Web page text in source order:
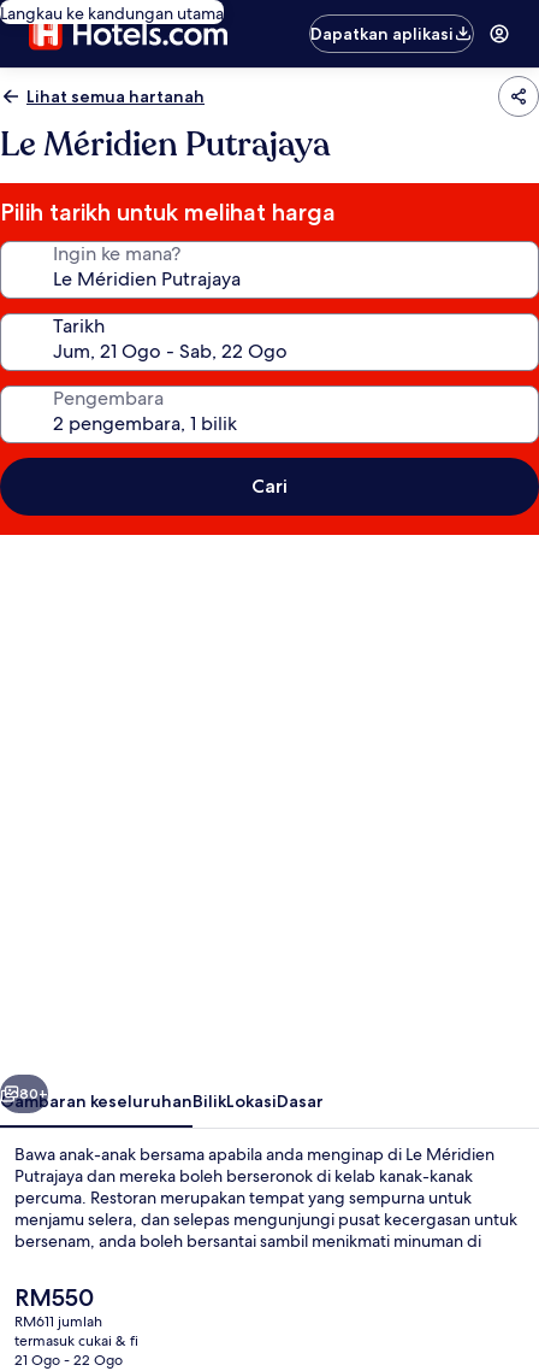
Langkau ke kandungan utama
Dapatkan aplikasi
Lihat semua hartanah
Le Méridien Putrajaya
Pilih tarikh untuk melihat harga
Ingin ke mana?
Tarikh
Pengembara
Cari
Seterusnya
80+
Gambaran keseluruhanBilikLokasiDasar
Bawa anak-anak bersama apabila anda menginap di Le Méridien
Putrajaya dan mereka boleh berseronok di kelab kanak-kanak
percuma. Restoran merupakan tempat yang sempurna untuk
menjamu selera, dan selepas mengunjungi pusat kecergasan untuk
bersenam, anda boleh bersantai sambil menikmati minuman di
renang terbuka, pengangkutan ulang-alik lapangan terbang
percuma, dan kolam kanak-kanak. Pengembara lain memuji tentang
kakitangan.
Harga
semasa
ialah
RM550
RM550
RM611 jumlah
termasuk cukai & fi
21 Ogo - 22 Ogo